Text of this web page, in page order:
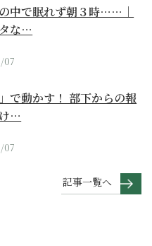
中で眠れず朝３時……｜
な…
07
」で動かす！ 部下からの報
…
07
記事一覧へ